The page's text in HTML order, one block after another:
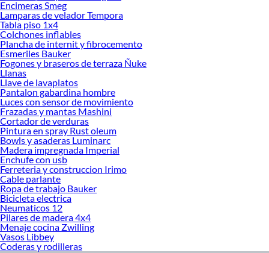
Encimeras Smeg
Lamparas de velador Tempora
Tabla piso 1x4
Colchones inflables
Plancha de internit y fibrocemento
Esmeriles Bauker
Fogones y braseros de terraza Ñuke
Llanas
Llave de lavaplatos
Pantalon gabardina hombre
Luces con sensor de movimiento
Frazadas y mantas Mashini
Cortador de verduras
Pintura en spray Rust oleum
Bowls y asaderas Luminarc
Madera impregnada Imperial
Enchufe con usb
Ferreteria y construccion Irimo
Cable parlante
Ropa de trabajo Bauker
Bicicleta electrica
Neumaticos 12
Pilares de madera 4x4
Menaje cocina Zwilling
Vasos Libbey
Coderas y rodilleras